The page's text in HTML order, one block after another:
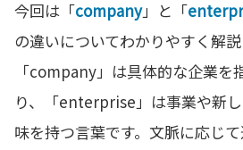
今回は「company」と「
の違いについてわかりやすく解説
「company」は具体的な企業を
り、「enterprise」は事業や新
味を持つ言葉です。文脈に応じ